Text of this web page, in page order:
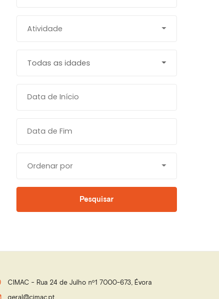
Atividade
Todas as idades
Ordenar por
Pesquisar
CIMAC - Rua 24 de Julho nº1 7000-673, Évora
geral@cimac.pt